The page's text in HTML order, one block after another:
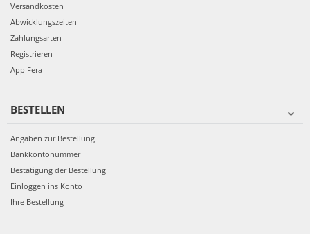
Versandkosten
Abwicklungszeiten
Zahlungsarten
Registrieren
App Fera
BESTELLEN
Angaben zur Bestellung
Bankkontonummer
Bestätigung der Bestellung
Einloggen ins Konto
Ihre Bestellung